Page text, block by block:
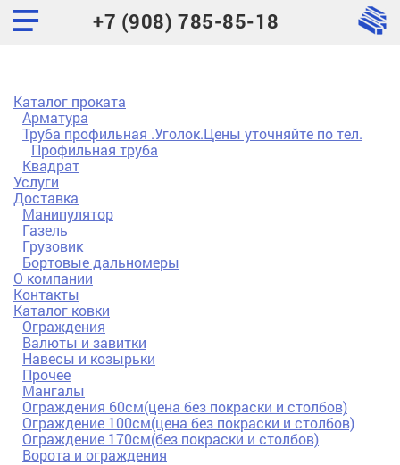
+7 (908) 785-85-18
Каталог проката
Арматура
Труба профильная .Уголок.Цены уточняйте по тел.
Профильная труба
Квадрат
Услуги
Доставка
Манипулятор
Газель
Грузовик
Бортовые дальномеры
О компании
Контакты
Каталог ковки
Ограждения
Валюты и завитки
Навесы и козырьки
Прочее
Мангалы
Ограждения 60см(цена без покраски и столбов)
Ограждение 100см(цена без покраски и столбов)
Ограждение 170см(без покраски и столбов)
Ворота и ограждения